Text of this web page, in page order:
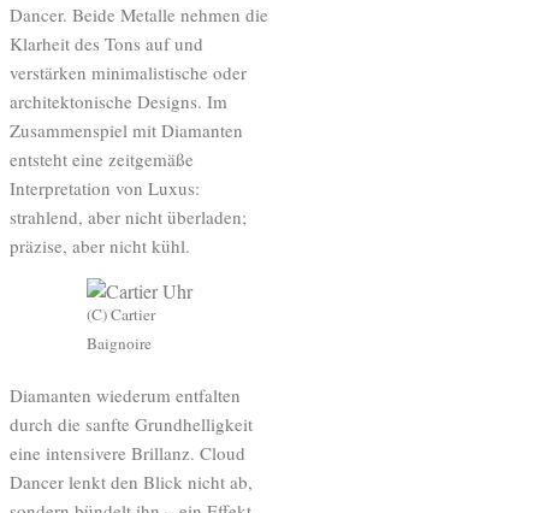
Dancer. Beide Metalle nehmen die
Klarheit des Tons auf und
verstärken minimalistische oder
architektonische Designs. Im
Zusammenspiel mit Diamanten
entsteht eine zeitgemäße
Interpretation von Luxus:
strahlend, aber nicht überladen;
präzise, aber nicht kühl.
(C) Cartier
Baignoire
Diamanten wiederum entfalten
durch die sanfte Grundhelligkeit
eine intensivere Brillanz. Cloud
Dancer lenkt den Blick nicht ab,